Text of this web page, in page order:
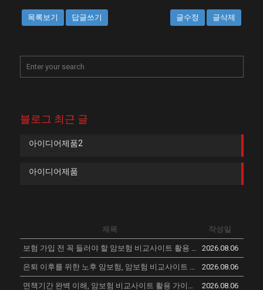
목록보기 답글쓰기 글수정 글삭제
블로그 최근 글
아이디어제품2
아이디어제품
제목 작성일
보험 가입 전 꼭 들러야 할 암보험 비교사이트 활용 후기 New
2026.08.06
은퇴 이후를 위한 노후 암보험, 암보험 비교사이트 추천 New
2026.08.06
면책기간 완벽 이해, 암보험 비교사이트 활용 가이드 New
2026.08.06